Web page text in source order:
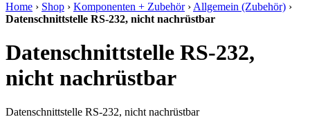
Home › Shop › Komponenten + Zubehör› Allgemein (Zubehör) ›
Datenschnittstelle RS-232, nicht nachrüstbar
Datenschnittstelle RS-232,
nicht nachrüstbar
Datenschnittstelle RS-232, nicht nachrüstbar